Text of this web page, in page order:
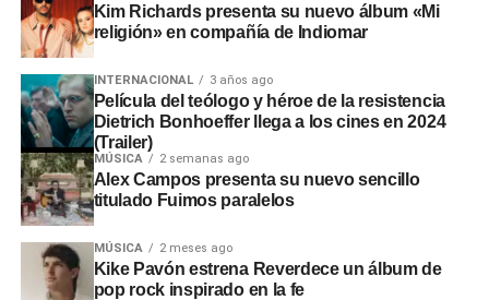
seguridad ante posibles inundaciones. Por ello, la
entidad fiscalizadora recomendó a las autoridades
locales y regionales adoptar medidas urgentes para
proteger viviendas, familias y zonas de cultivo.
Kim Richards presenta su nuevo álbum «Mi
religión» en compañía de Indiomar
INTERNACIONAL 3 años ago
Película del teólogo y héroe de la resistencia
Dietrich Bonhoeffer llega a los cines en 2024
(Trailer)
MÚSICA 2 semanas ago
Alex Campos presenta su nuevo sencillo
titulado Fuimos paralelos
MÚSICA 2 meses ago
Kike Pavón estrena Reverdece un álbum de
pop rock inspirado en la fe